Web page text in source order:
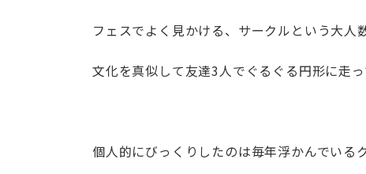
フェスでよく見かける、サークルという大
文化を真似して友達3人でぐるぐる円形に走
個人的にびっくりしたのは毎年浮かんでい